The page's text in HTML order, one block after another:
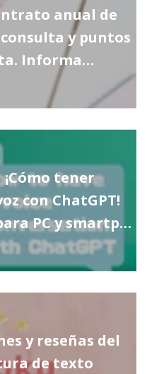
anual de
y puntos
Informa…
tener
con ChatGPT!
PC y smartp…
y reseñas del
de texto